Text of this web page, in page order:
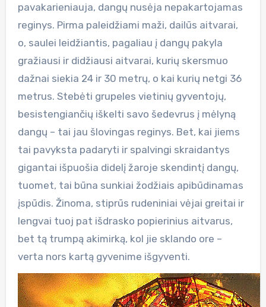
pavakarieniauja, dangų nusėja nepakartojamas
reginys. Pirma paleidžiami maži, dailūs aitvarai,
o, saulei leidžiantis, pagaliau į dangų pakyla
gražiausi ir didžiausi aitvarai, kurių skersmuo
dažnai siekia 24 ir 30 metrų, o kai kurių netgi 36
metrus. Stebėti grupeles vietinių gyventojų,
besistengiančių iškelti savo šedevrus į mėlyną
dangų – tai jau šlovingas reginys. Bet, kai jiems
tai pavyksta padaryti ir spalvingi skraidantys
gigantai išpuošia didelį žaroje skendintį dangų,
tuomet, tai būna sunkiai žodžiais apibūdinamas
įspūdis. Žinoma, stiprūs rudeniniai vėjai greitai ir
lengvai tuoj pat išdrasko popierinius aitvarus,
bet tą trumpą akimirką, kol jie sklando ore –
verta nors kartą gyvenime išgyventi.